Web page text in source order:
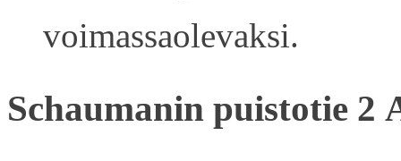
voimassaolevaksi.
Schaumanin puistotie 2